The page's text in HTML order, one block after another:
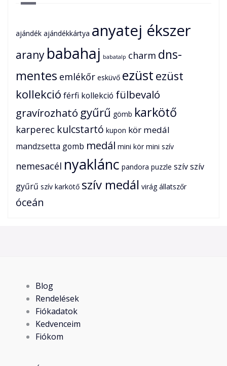
ajándék ajándékkártya anyatej ékszer
arany babahaj babatalp charm dns-
mentes emlékőr esküvő ezüst ezüst
kollekció férfi kollekció fülbevaló
gravírozható gyűrű gömb karkötő
karperec kulcstartó kupon kör medál
mandzsetta gomb medál mini kör mini szív
nemesacél nyaklánc pandora puzzle szívszív
gyűrű szív karkötő szív medál virág állatszőr
óceán
Blog
Rendelések
Fiókadatok
Kedvenceim
Fiókom